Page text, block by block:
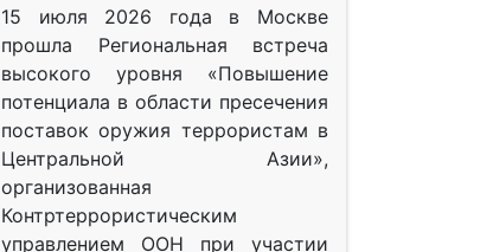
15 июля 2026 года в Москве
прошла Региональная встреча
высокого уровня «Повышение
потенциала в области пресечения
поставок оружия террористам в
Центральной Азии»,
организованная
Контртеррористическим
управлением ООН при участии